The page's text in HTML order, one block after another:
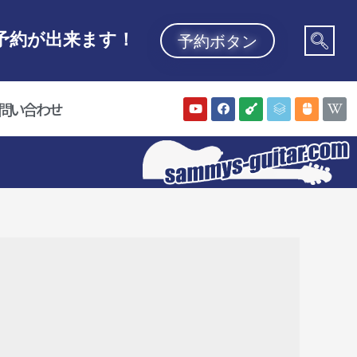
約が出来ます！ 予約ボタン
い合わせ